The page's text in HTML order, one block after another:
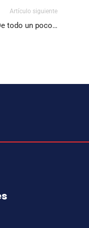
Artículo siguiente
todo un poco…